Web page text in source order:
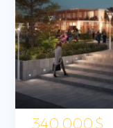
$